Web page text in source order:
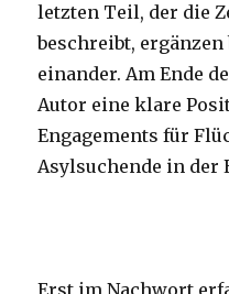
letzten Teil, der die
beschreibt,
einander. Am Ende
Autor eine klare
Engagements für
Asylsuchende in der
Erst im Nachwort